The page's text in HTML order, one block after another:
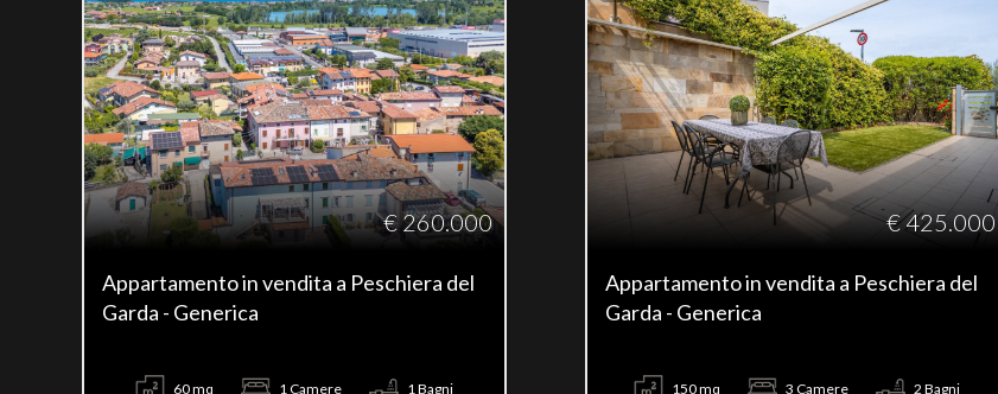
€ 260.000
Appartamento in vendita a Peschiera del
Garda - Generica
60 mq 1 Camere 1 Bagni
€ 425.000
Appartamento in vendita a Peschiera del
Garda - Generica
150 mq 3 Camere 2 Bagni